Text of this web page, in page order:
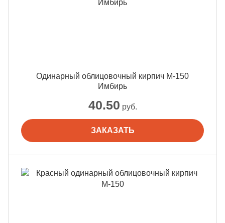
40.50 руб.
ЗАКАЗАТЬ
Одинарный облицовочный кирпич М-150
Имбирь